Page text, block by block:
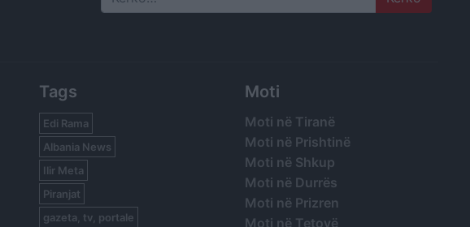
Search
Tags
Edi Rama
Albania News
Ilir Meta
Piranjat
gazeta, tv, portale
Moti
Moti në Tiranë
Moti në Prishtinë
Moti në Shkup
Moti në Durrës
Moti në Prizren
Moti në Tetovë